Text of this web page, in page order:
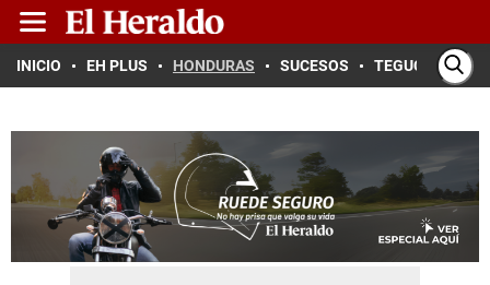
INICIO EH PLUS HONDURAS SUCESOS TEGUCIGALPA